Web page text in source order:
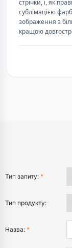
стрічки, і, як
сублімацією
зображення з
кращою
Тип запиту: *
Тип продукту:
Назва: *